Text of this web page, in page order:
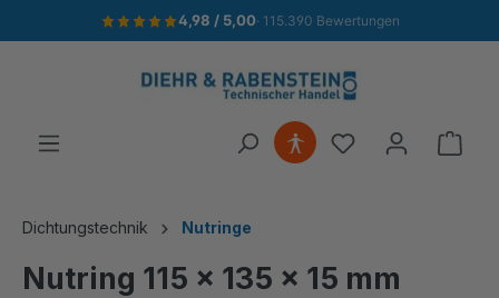
springen 4,98 / 5,00· 115.390 Bewertungen
Dichtungstechnik Nutringe
Nutring 115 x 135 x 15 mm